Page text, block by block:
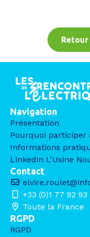
Navigation
Présentation
Pourquoi participer
Informations
Linkedin L'Usine
Contact
+33 (0)1 77 92 93
Toute la France
RGPD
RGPD